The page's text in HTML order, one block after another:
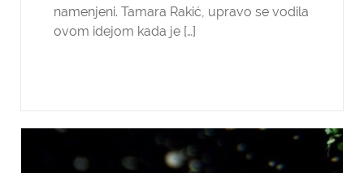
namenjeni. Tamara Rakić, upravo se vodila
ovom idejom kada je […]